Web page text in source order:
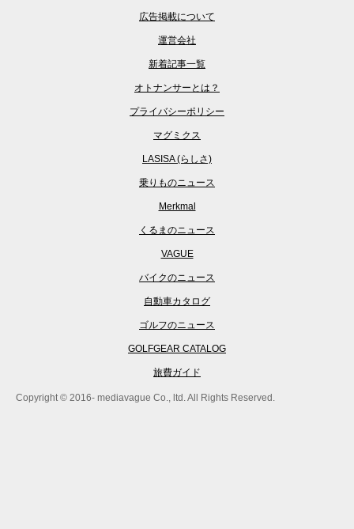
広告掲載について
運営会社
新着記事一覧
オトナンサーとは？
プライバシーポリシー
マグミクス
LASISA (らしさ)
乗りものニュース
Merkmal
くるまのニュース
VAGUE
バイクのニュース
自動車カタログ
ゴルフのニュース
GOLFGEAR CATALOG
旅費ガイド
Copyright © 2016- mediavague Co., ltd. All Rights Reserved.